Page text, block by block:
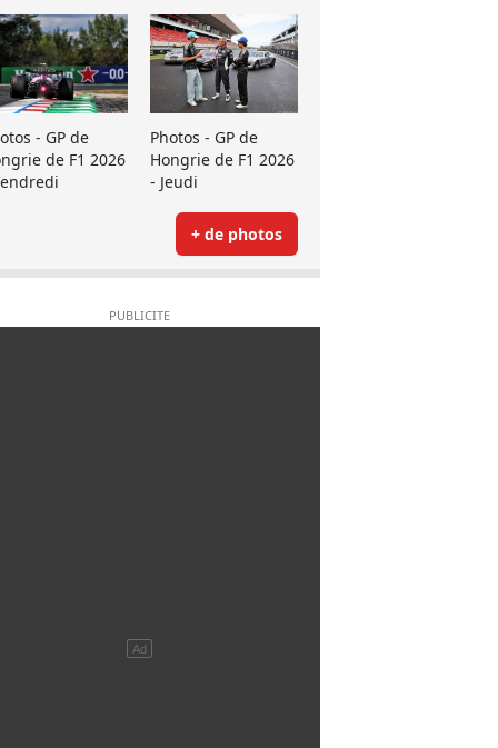
- GP de
de F1 2026
Photos - GP de
Hongrie de F1 2026
- Jeudi
+ de photos